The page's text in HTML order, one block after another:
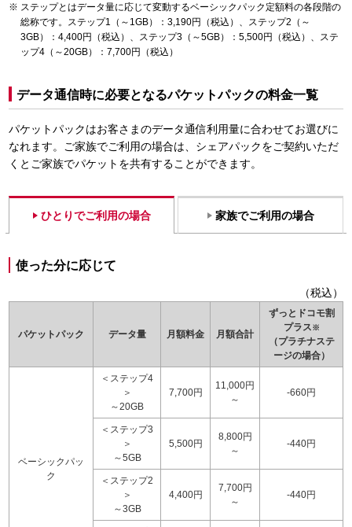
ステップとはデータ量に応じて変動するベーシックパック定額料の各段階の
総称です。ステップ1（～1GB）：3,190円（税込）、ステップ2（～
3GB）：4,400円（税込）、ステップ3（～5GB）：5,500円（税込）、ステ
ップ4（～20GB）：7,700円（税込）
データ通信時に必要となるパケットパックの料金一覧
パケットパックはお客さまのデータ通信利用量に合わせてお選びに
なれます。ご家族でご利用の場合は、シェアパックをご契約いただ
くとご家族でパケットを共有することができます。
ひとりでご利用の場合 家族でご利用の場合
使った分に応じて
（税込）
パケットパック データ量 月額料金 月額合計
ずっとドコモ割
プラス※
（プラチナステ
ージの場合）
ベーシックパッ
ク
＜ステップ4
＞
～20GB
7,700円
11,000円
～
-660円
＜ステップ3
＞
～5GB
5,500円
8,800円
～
-440円
＜ステップ2
＞
～3GB
4,400円
7,700円
～
-440円